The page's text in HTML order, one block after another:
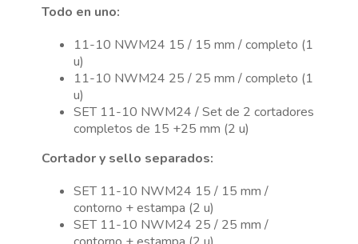
Todo en uno:
11-10 NWM24 15 / 15 mm / completo (1
u)
11-10 NWM24 25 / 25 mm / completo (1
u)
SET 11-10 NWM24 / Set de 2 cortadores
completos de 15 +25 mm (2 u)
Cortador y sello separados:
SET 11-10 NWM24 15 / 15 mm /
contorno + estampa (2 u)
SET 11-10 NWM24 25 / 25 mm /